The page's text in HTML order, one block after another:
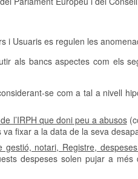
Usuaris es regulen les
als bancs aspectes com els
se com a tal a nivell
l’IRPH que doni peu a abusos
fixar a la data de la seva
notari, Registre,
despeses solen pujar a